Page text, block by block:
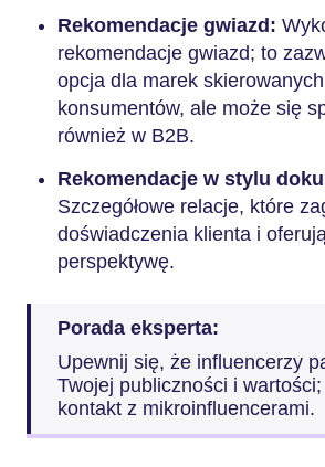
Rekomendacje gwiazd:
rekomendacje gwiazd; to
opcja dla marek
konsumentów, ale może się
również w B2B.
Rekomendacje w stylu
Szczegółowe relacje, które
doświadczenia klienta i
perspektywę.
Porada eksperta:
Upewnij się, że influencerzy
Twojej publiczności i
kontakt z mikroinfluencerami.